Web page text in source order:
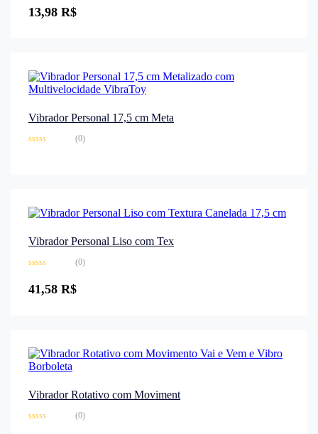
0
de
13,98 R$
Vibrador Personal 17,5 cm Meta
(0)
Vibrador Personal Liso com Tex
0
de
(0)
41,58 R$
Vibrador Rotativo com Moviment
(0)